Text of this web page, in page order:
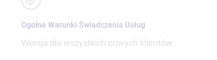
Ogólne Warunki Świadczenia Usług
Wersja dla wszystkich nowych klientów